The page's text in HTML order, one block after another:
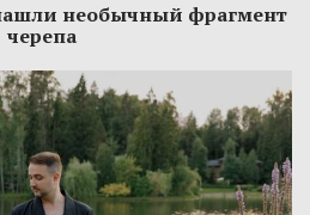
необычный фрагмент
черепа